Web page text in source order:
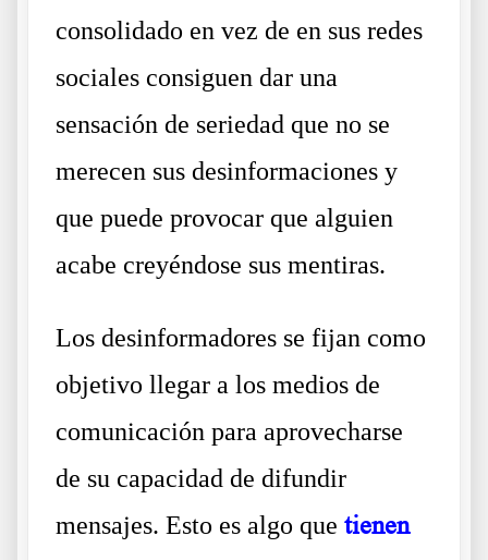
consolidado en vez de en sus redes
sociales consiguen dar una
sensación de seriedad que no se
merecen sus desinformaciones y
que puede provocar que alguien
acabe creyéndose sus mentiras.
Los desinformadores se fijan como
objetivo llegar a los medios de
comunicación para aprovecharse
de su capacidad de difundir
mensajes. Esto es algo que tienen